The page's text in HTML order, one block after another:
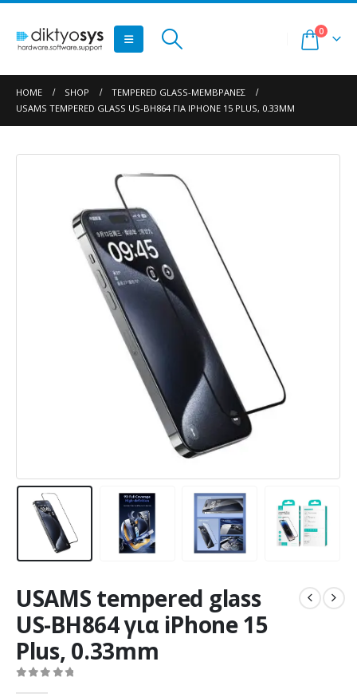
0
HOME SHOP
TEMPERED GLASS-ΜΕΜΒΡΆΝΕΣ
USAMS TEMPERED GLASS US-BH864 ΓΙΑ IPHONE 15 PLUS, 0.33MM
USAMS tempered glass
US-BH864 για iPhone 15
Plus, 0.33mm